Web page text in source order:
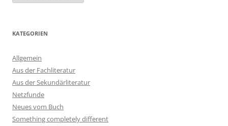
KATEGORIEN
Allgemein
Aus der Fachliteratur
Aus der Sekundärliteratur
Netzfunde
Neues vom Buch
Something completely different